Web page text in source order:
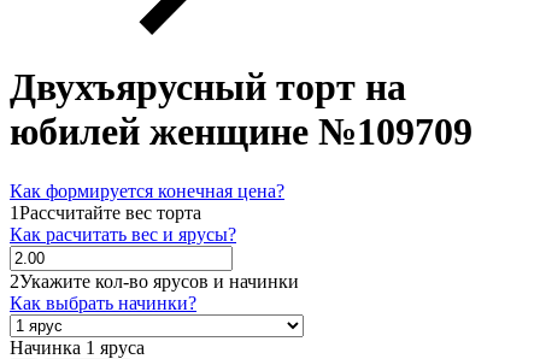
Двухъярусный торт на
юбилей женщине №109709
Как формируется конечная цена?
1Рассчитайте вес торта
Как расчитать вес и ярусы?
2Укажите кол-во ярусов и начинки
Как выбрать начинки?
Начинка 1 яруса